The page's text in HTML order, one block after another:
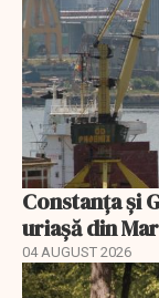
Constanța și
uriașă din
04 AUGUST 2026